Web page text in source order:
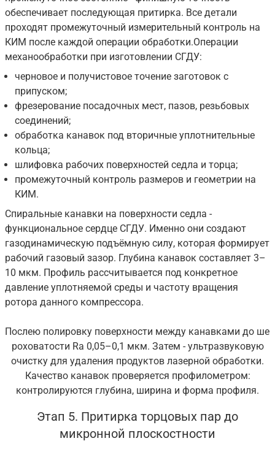
обеспечивает последующая притирка. Все детали
проходят промежуточный измерительный контроль на
КИМ после каждой операции обработки.Операции
механообработки при изготовлении СГДУ:
черновое и получистовое точение заготовок с
припуском;
фрезерование посадочных мест, пазов, резьбовых
соединений;
обработка канавок под вторичные уплотнительные
кольца;
шлифовка рабочих поверхностей седла и торца;
промежуточный контроль размеров и геометрии на
КИМ.
Спиральные канавки на поверхности седла -
функциональное сердце СГДУ. Именно они создают
газодинамическую подъёмную силу, которая формирует
рабочий газовый зазор. Глубина канавок составляет 3–
10 мкм. Профиль рассчитывается под конкретное
давление уплотняемой среды и частоту вращения
ротора данного компрессора.
Послею полировку поверхности между канавками до ше
роховатости Ra 0,05–0,1 мкм. Затем - ультразвуковую
очистку для удаления продуктов лазерной обработки.
Качество канавок проверяется профилометром:
контролируются глубина, ширина и форма профиля.
Этап 5. Притирка торцовых пар до
микронной плоскостности